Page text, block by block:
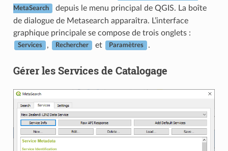
MetaSearch
depuis le menu principal de QGIS. La boîte
de dialogue de Metasearch apparaîtra. L’interface
graphique principale se compose de trois onglets :
Services , Rechercher et Paramètres .
Gérer les Services de Catalogage